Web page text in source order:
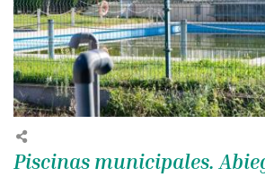
Piscinas municipales.